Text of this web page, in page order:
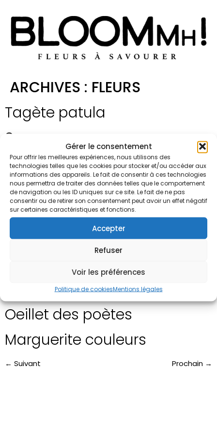
Gérer le consentement
Pour offrir les meilleures expériences, nous utilisons des
technologies telles que les cookies pour stocker et/ou accéder aux
informations des appareils. Le fait de consentir à ces technologies
nous permettra de traiter des données telles que le comportement
de navigation ou les ID uniques sur ce site. Le fait de ne pas
consentir ou de retirer son consentement peut avoir un effet négatif
sur certaines caractéristiques et fonctions.
Accepter
Refuser
Voir les préférences
Politique de cookiesMentions légales
ARCHIVES : FLEURS
Tagète patula
Sureau
Souci
Sauge
Primevère
Mini pensée
Pâquerette
Oeillet des poètes
Marguerite couleurs
← Suivant Prochain →